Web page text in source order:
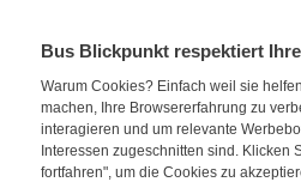
Bus Blickpunkt respektiert
Warum Cookies? Einfach weil sie
machen, Ihre Browsererfahrung zu
interagieren und um relevante
Interessen zugeschnitten sind. Klicken
fortfahren", um die Cookies zu